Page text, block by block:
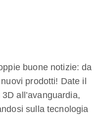
buone notizie: da
prodotti! Date il
all’avanguardia,
sulla tecnologia